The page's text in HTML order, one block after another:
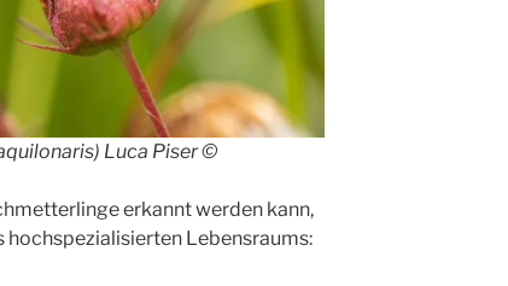
Luca Piser ©
erkannt werden kann,
hochspezialisierten Lebensraums: